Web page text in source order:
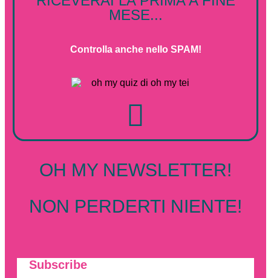
MESE...
Controlla anche nello SPAM!
OH MY NEWSLETTER!
NON PERDERTI NIENTE!
Subscribe